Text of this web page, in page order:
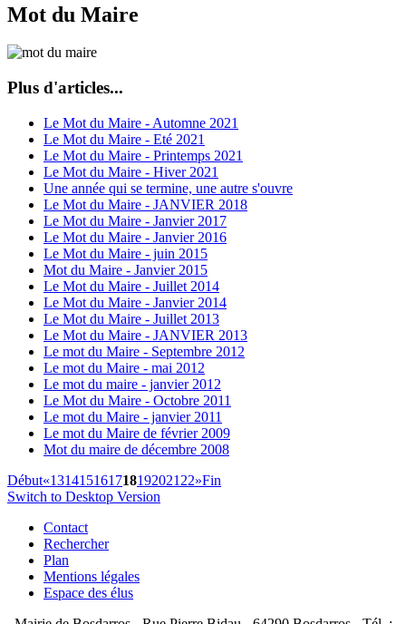
Mot du Maire
Plus d'articles...
Le Mot du Maire - Automne 2021
Le Mot du Maire - Eté 2021
Le Mot du Maire - Printemps 2021
Le Mot du Maire - Hiver 2021
Une année qui se termine, une autre s'ouvre
Le Mot du Maire - JANVIER 2018
Le Mot du Maire - Janvier 2017
Le Mot du Maire - Janvier 2016
Le Mot du Maire - juin 2015
Mot du Maire - Janvier 2015
Le Mot du Maire - Juillet 2014
Le Mot du Maire - Janvier 2014
Le Mot du Maire - Juillet 2013
Le Mot du Maire - JANVIER 2013
Le mot du Maire - Septembre 2012
Le mot du Maire - mai 2012
Le mot du maire - janvier 2012
Le Mot du Maire - Octobre 2011
Le mot du Maire - janvier 2011
Le mot du Maire de février 2009
Mot du maire de décembre 2008
Début«131415161718192021 22»Fin
Switch to Desktop Version
Contact
Rechercher
Plan
Mentions légales
Espace des élus